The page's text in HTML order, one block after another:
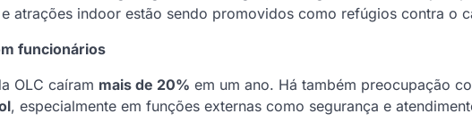
atrações indoor estão sendo promovidos como refúgios contra o
funcionários
OLC caíram mais de 20% em um ano. Há também preocupação
, especialmente em funções externas como segurança e